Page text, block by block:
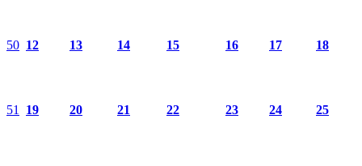
50 12 13 14 15 16 17 18
51 19 20 21 22 23 24 25